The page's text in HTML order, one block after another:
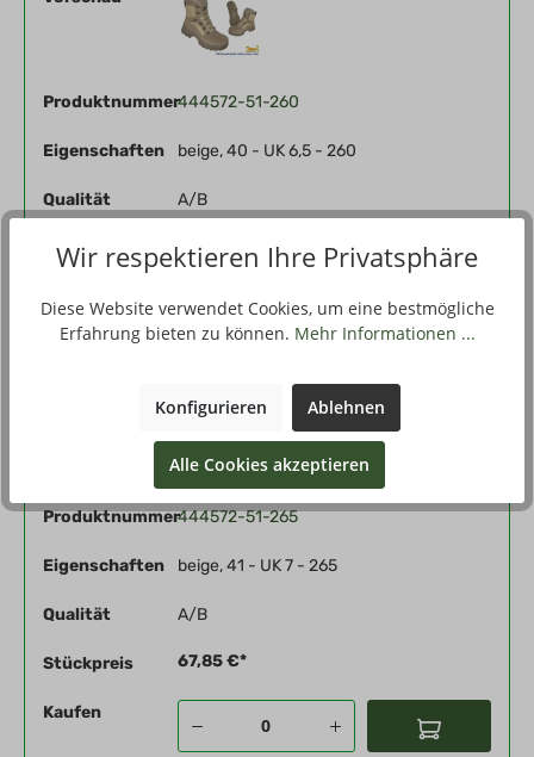
Produktnummer444572-51-260
Eigenschaften beige, 40 - UK 6,5 - 260
Qualität A/B
Stückpreis 59,85 €*
Kaufen
Produktnummer444572-51-265
Eigenschaften beige, 41 - UK 7 - 265
Qualität A/B
Stückpreis 67,85 €*
Kaufen
Wir respektieren Ihre Privatsphäre
Diese Website verwendet Cookies, um eine bestmögliche
Erfahrung bieten zu können. Mehr Informationen ...
Konfigurieren Ablehnen
Alle Cookies akzeptieren